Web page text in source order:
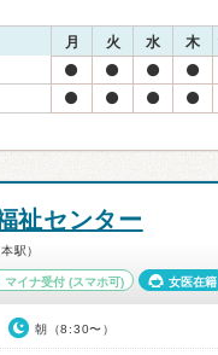
月 火 水 木
祉センター
駅）
マイナ受付(スマホ可) 女医在籍
朝（8:30〜）